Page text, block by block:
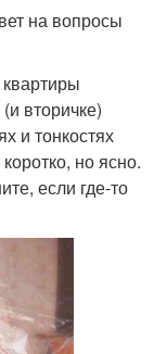
на вопросы
вторичке)
и тонкостях
но ясно.
если где-то